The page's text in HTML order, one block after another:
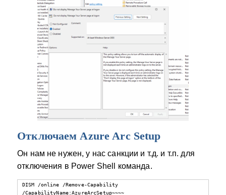
Отключаем Azure Arc Setup
Он нам не нужен, у нас санкции и т.д. и т.п. для
отключения в Power Shell команда.
DISM /online /Remove-Capability
/CapabilityName:AzureArcSetup~~~~